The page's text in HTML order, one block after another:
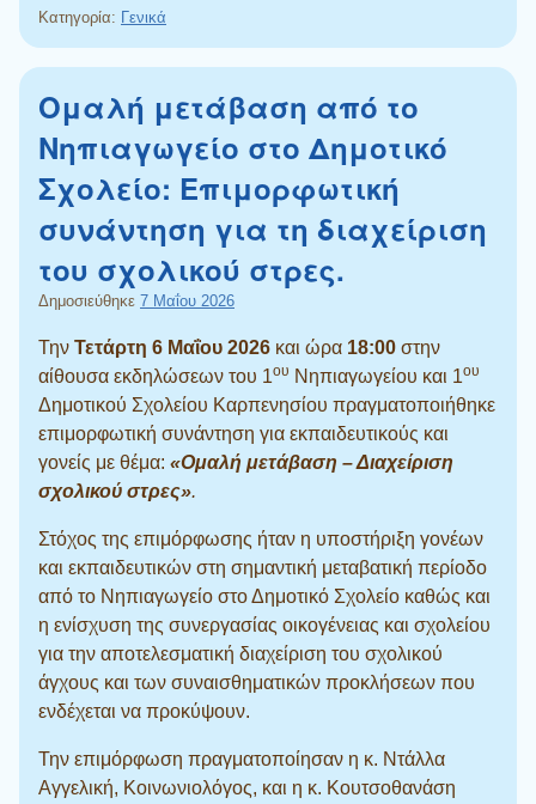
Κατηγορία: Γενικά
Ομαλή μετάβαση από το
Νηπιαγωγείο στο Δημοτικό
Σχολείο: Επιμορφωτική
συνάντηση για τη διαχείριση
του σχολικού στρες.
Δημοσιεύθηκε 7 Μαΐου 2026
Την Τετάρτη 6 Μαΐου 2026 και ώρα 18:00 στην
αίθουσα εκδηλώσεων του 1ου Νηπιαγωγείου και 1ου
Δημοτικού Σχολείου Καρπενησίου πραγματοποιήθηκε
επιμορφωτική συνάντηση για εκπαιδευτικούς και
γονείς με θέμα: «Ομαλή μετάβαση – Διαχείριση
σχολικού στρες».
Στόχος της επιμόρφωσης ήταν η υποστήριξη γονέων
και εκπαιδευτικών στη σημαντική μεταβατική περίοδο
από το Νηπιαγωγείο στο Δημοτικό Σχολείο καθώς και
η ενίσχυση της συνεργασίας οικογένειας και σχολείου
για την αποτελεσματική διαχείριση του σχολικού
άγχους και των συναισθηματικών προκλήσεων που
ενδέχεται να προκύψουν.
Την επιμόρφωση πραγματοποίησαν η κ. Ντάλλα
Αγγελική, Κοινωνιολόγος, και η κ. Κουτσοθανάση